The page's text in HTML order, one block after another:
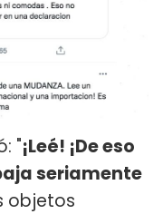
"¡Leé! ¡De eso
seriamente
objetos